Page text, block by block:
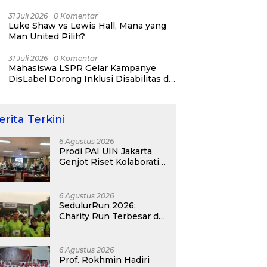
31 Juli 2026 0 Komentar
Luke Shaw vs Lewis Hall, Mana yang
Man United Pilih?
31 Juli 2026 0 Komentar
Mahasiswa LSPR Gelar Kampanye
DisLabel Dorong Inklusi Disabilitas di
Terkini
6 Agustus 2026
Prodi PAI UIN Jakarta
Genjot Riset Kolaboratif,
6 Agustus 2026
SedulurRun 2026:
Charity Run Terbesar di
3.000 Peserta untuk
Dukung Pendidikan
6 Agustus 2026
Prof. Rokhmin Hadiri